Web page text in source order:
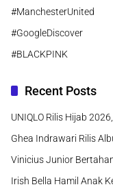
#ManchesterUnited
#GoogleDiscover
#BLACKPINK
Recent Posts
UNIQLO Rilis Hijab
Ghea Indrawari Rilis
Vinicius Junior
Irish Bella Hamil Anak